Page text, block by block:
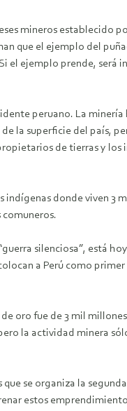
mineros establecido
que el ejemplo del
el ejemplo prende, será
peruano. La minería
la superficie del país,
de tierras y los
donde viven 3
silenciosa”, está
a Perú como
oro fue de 3 mil
la actividad minera
se organiza la
estos